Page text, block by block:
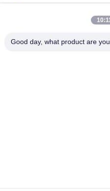
Good day, what product are